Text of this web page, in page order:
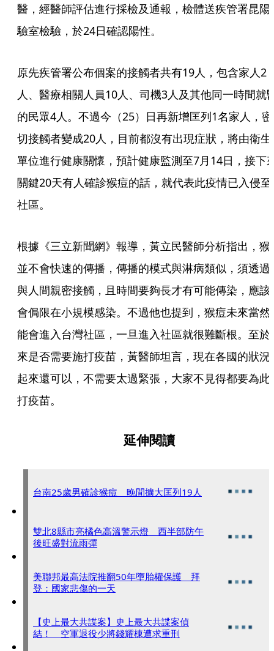
醫，經醫師評估進行採檢及通報，檢體送疾管署昆陽
驗室檢驗，於24日確認陽性。
原先疾管署公布個案的接觸者共有19人，包含家人2
人、醫療相關人員10人、司機3人及其他同一時間就
的民眾4人。不過今（25）日再新增匡列1名家人，密
切接觸者變成20人，目前都沒有出現症狀，將由衛生
單位進行健康關懷，預計健康監測至7月14日，接下
關鍵20天有人確診猴痘的話，就代表此疫情已入侵至
社區。
根據《三立新聞網》報導，黃立民醫師分析指出，猴
並不會快速的傳播，傳播的模式與淋病類似，須透過
與人間親密接觸，且時間要夠長才有可能傳染，應該
會侷限在小規模感染。不過他也提到，猴痘未來當然
能會進入台灣社區，一旦進入社區就很難斷根。至於
來是否需要施打疫苗，黃醫師坦言，現在各國的狀況
起來還可以，不需要太過緊張，大家不見得都要為此
打疫苗。
延伸閱讀
台南25歲男確診猴痘 晚間擴大匡列19人
雙北8縣市亮橘色高溫警示燈 西半部防午
後旺盛對流雨彈
美聯邦最高法院推翻50年墮胎權保護 拜
登：國家悲傷的一天
【史上最大共諜案】史上最大共諜案偵
結！ 空軍退役少將錢耀棟遭求重刑